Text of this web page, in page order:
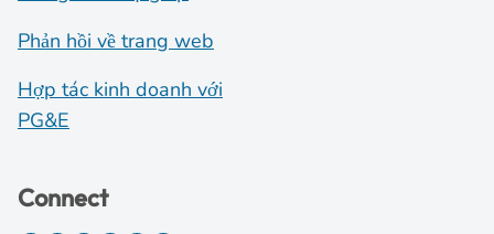
Phản hồi về trang web
Hợp tác kinh doanh với
PG&E
Connect